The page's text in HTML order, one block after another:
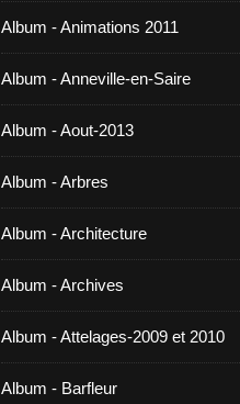
Album - Animations 2011
Album - Anneville-en-Saire
Album - Aout-2013
Album - Arbres
Album - Architecture
Album - Archives
Album - Attelages-2009 et 2010
Album - Barfleur